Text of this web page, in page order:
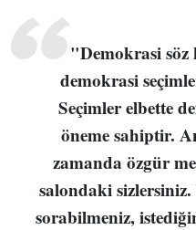
"Demokrasi
demokrasi
Seçimler elbette
öneme sahiptir.
zamanda özgür
salondaki
sorabilmeniz,